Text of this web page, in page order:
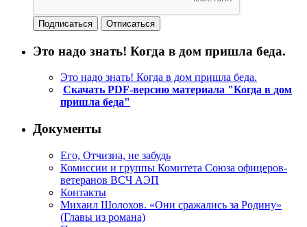
Это надо знать! Когда в дом пришла беда.
Это надо знать! Когда в дом пришла беда.
Скачать PDF-версию материала "Когда в дом
пришла беда"
Документы
Его, Отчизна, не забудь
Комиссии и группы Комитета Союза офицеров-
ветеранов ВСЧ АЭП
Контакты
Михаил Шолохов. «Они сражались за Родину»
(Главы из романа)